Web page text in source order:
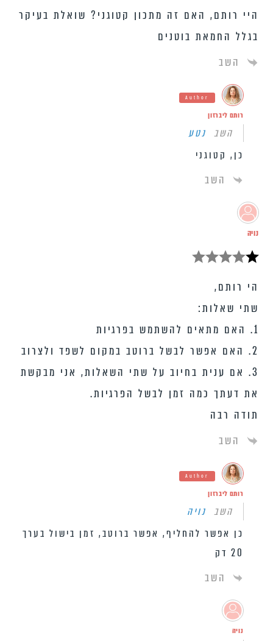
היי רותם, האם זה מתכון קטוגני? שואלת בעיקר
בגלל החמאת בוטנים
השב
Author
רותם ליברזון
השב נטע
כן, קטוגני
השב
נויה
הי רותם,
שתי שאלות:
1. האם מתאים להשתמש בפרגיות
2. האם אפשר לבשל ברוטב במקום לשפד ולצרוב
3. אם ענית בחיוב על שתי השאלות, אני מבקשת
את דעתך כמה זמן לבשל הפרגיות.
תודה רבה
השב
Author
רותם ליברזון
השב נויה
כן אפשר להחליף, אפשר ברוטב, זמן בישול בערך
20 דק
השב
נויה